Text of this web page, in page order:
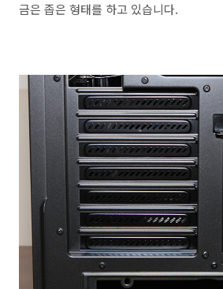
금은 좁은 형태를 하고 있습니다.